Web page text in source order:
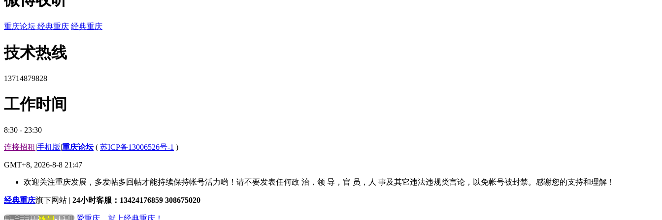
重庆论坛 经典重庆 经典重庆
技术热线
13714879828
工作时间
8:30 - 23:30
连接招租 |手机版|重庆论坛( 苏ICP备13006526号-1 )
GMT+8, 2026-8-8 21:47
欢迎关注重庆发展，多发帖多回帖才能持续保持帐号活力哟！请不要发表任何政 治，领 导，官 员，人 事及其它违法违规类言论，以免帐号被封禁。感谢您的支持和理解！
经典重庆旗下网站 | 24小时客服：13424176859 308675020